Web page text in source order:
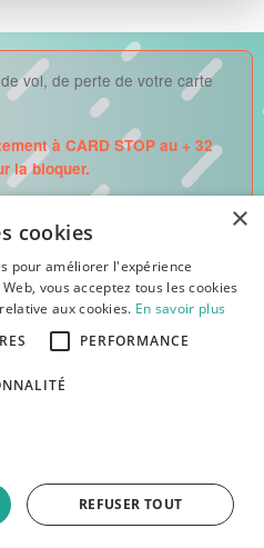
vol, de perte de votre carte
à CARD STOP au + 32
la bloquer.
et renouvelé après avoir
coûte aussi de l'argent !
de crédit
American Express
Amex Blue
×
cookies
pour améliorer l'expérience
vous acceptez tous les cookies
aux cookies. En savoir plus
PERFORMANCE
REFUSER TOUT